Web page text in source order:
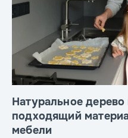
Натуральное
подходящий
мебели